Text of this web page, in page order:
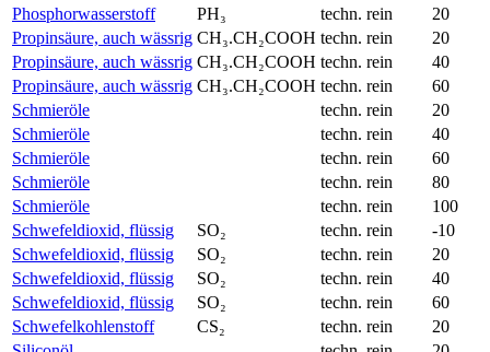
Phosphorwasserstoff
PH₃ techn. rein
20
Propinsäure, auch wässrig CH₃.CH₂COOH techn. rein
20
Propinsäure, auch wässrig CH₃.CH₂COOH techn. rein
40
Propinsäure, auch wässrig CH₃.CH₂COOH techn. rein
60
Schmieröle
techn. rein
20
Schmieröle
techn. rein
40
Schmieröle
techn. rein
60
Schmieröle
techn. rein
80
Schmieröle
techn. rein
100
Schwefeldioxid, flüssig
SO₂ techn. rein
-10
Schwefeldioxid, flüssig
SO₂ techn. rein
20
Schwefeldioxid, flüssig
SO₂ techn. rein
40
Schwefeldioxid, flüssig
SO₂ techn. rein
60
Schwefelkohlenstoff
CS₂ techn. rein
20